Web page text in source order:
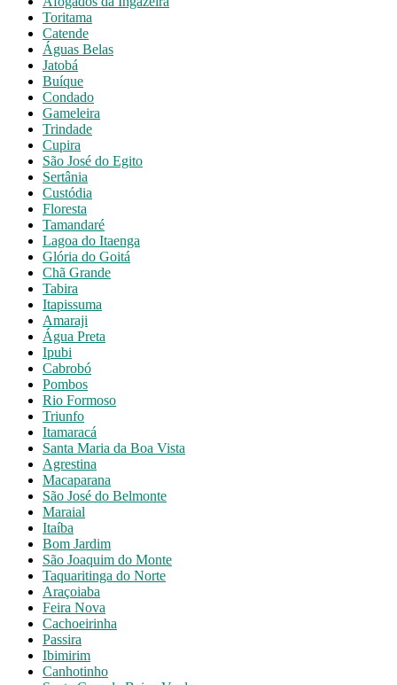
Toritama
Catende
Águas Belas
Jatobá
Buíque
Condado
Gameleira
Trindade
Cupira
São José do Egito
Sertânia
Custódia
Floresta
Tamandaré
Lagoa do Itaenga
Glória do Goitá
Chã Grande
Tabira
Itapissuma
Amaraji
Água Preta
Ipubi
Cabrobó
Pombos
Rio Formoso
Triunfo
Itamaracá
Santa Maria da Boa Vista
Agrestina
Macaparana
São José do Belmonte
Maraial
Itaíba
Bom Jardim
São Joaquim do Monte
Taquaritinga do Norte
Araçoiaba
Feira Nova
Cachoeirinha
Passira
Ibimirim
Canhotinho